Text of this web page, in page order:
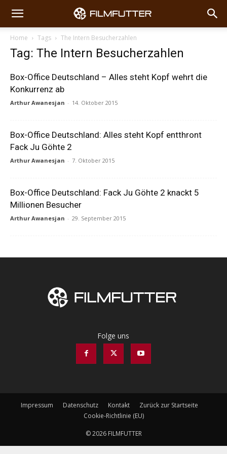
Home Tags The Intern Besucherzahlen
Tag: The Intern Besucherzahlen
Box-Office Deutschland – Alles steht Kopf wehrt die
Konkurrenz ab
Arthur Awanesjan - 14. Oktober 2015
Box-Office Deutschland: Alles steht Kopf entthront
Fack Ju Göhte 2
Arthur Awanesjan - 7. Oktober 2015
Box-Office Deutschland: Fack Ju Göhte 2 knackt 5
Millionen Besucher
Arthur Awanesjan - 29. September 2015
Folge uns
Impressum Datenschutz Kontakt
Zurück zur Startseite
Cookie-Richtlinie (EU)
© 2026 FILMFUTTER